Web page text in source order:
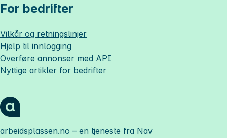
For bedrifter
Vilkår og retningslinjer
Hjelp til innlogging
Overføre annonser med API
Nyttige artikler for bedrifter
arbeidsplassen.no – en tjeneste fra Nav